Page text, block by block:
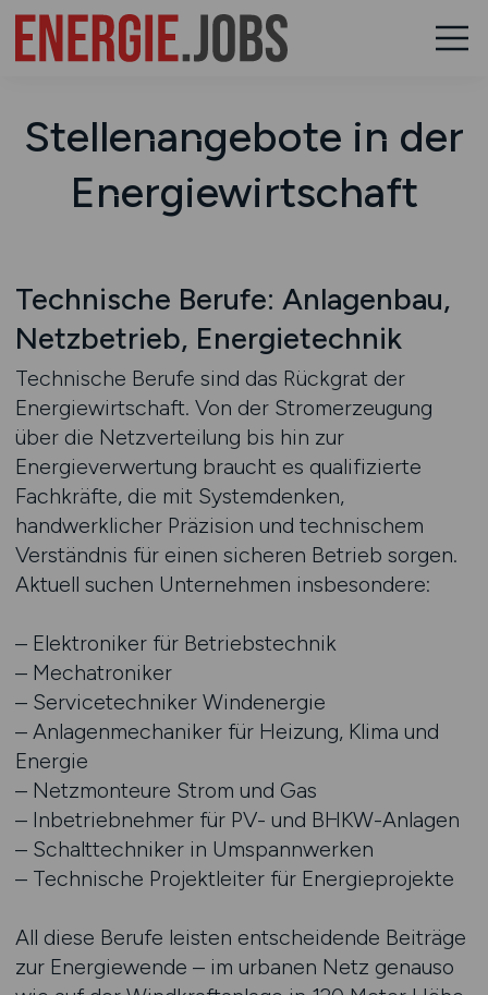
Stellenangebote in der
Energiewirtschaft
Technische Berufe: Anlagenbau,
Netzbetrieb, Energietechnik
Technische Berufe sind das Rückgrat der
Energiewirtschaft. Von der Stromerzeugung
über die Netzverteilung bis hin zur
Energieverwertung braucht es qualifizierte
Fachkräfte, die mit Systemdenken,
handwerklicher Präzision und technischem
Verständnis für einen sicheren Betrieb sorgen.
Aktuell suchen Unternehmen insbesondere:
– Elektroniker für Betriebstechnik
– Mechatroniker
– Servicetechniker Windenergie
– Anlagenmechaniker für Heizung, Klima und
Energie
– Netzmonteure Strom und Gas
– Inbetriebnehmer für PV- und BHKW-Anlagen
– Schalttechniker in Umspannwerken
– Technische Projektleiter für Energieprojekte
All diese Berufe leisten entscheidende Beiträge
zur Energiewende – im urbanen Netz genauso